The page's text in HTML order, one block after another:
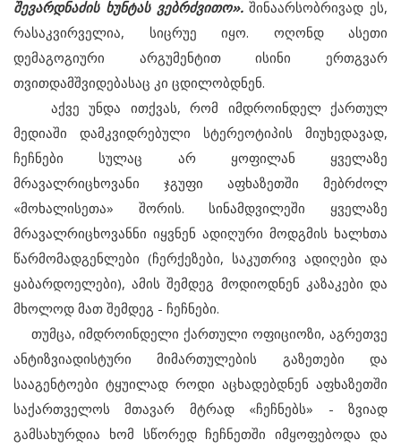
შევარდნაძის ხუნტას ვებრძვითო».შინაარსობრივად ეს,
რასაკვირველია, სიცრუე იყო. ოღონდ ასეთი
დემაგოგიური არგუმენტით ისინი ერთგვარ
თვითდამშვიდებასაც კი ცდილობდნენ.
აქვე უნდა ითქვას, რომ იმდროინდელ ქართულ
მედიაში დამკვიდრებული სტერეოტიპის მიუხედავად,
ჩეჩნები სულაც არ ყოფილან ყველაზე
მრავალრიცხოვანი ჯგუფი აფხაზეთში მებრძოლ
«მოხალისეთა» შორის. სინამდვილეში ყველაზე
მრავალრიცხოვანნი იყვნენ ადიღური მოდგმის ხალხთა
წარმომადგენლები (ჩერქეზები, საკუთრივ ადიღები და
ყაბარდოელები), ამის შემდეგ მოდიოდნენ კაზაკები და
მხოლოდ მათ შემდეგ - ჩეჩნები.
თუმცა, იმდროინდელი ქართული ოფიციოზი, აგრეთვე
ანტიზვიადისტური მიმართულების გაზეთები და
სააგენტოები ტყუილად როდი აცხადებდნენ აფხაზეთში
საქართველოს მთავარ მტრად «ჩეჩნებს» - ზვიად
გამსახურდია ხომ სწორედ ჩეჩნეთში იმყოფებოდა და